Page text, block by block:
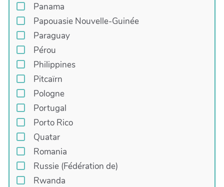
Panama
Papouasie Nouvelle-Guinée
Paraguay
Pérou
Philippines
Pitcaïrn
Pologne
Portugal
Porto Rico
Quatar
Romania
Russie (Fédération de)
Rwanda